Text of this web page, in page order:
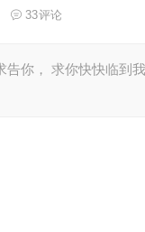
33评论
你， 求你快快临到